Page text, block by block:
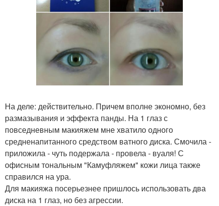
На деле: действительно. Причем вполне экономно, без
размазывания и эффекта панды. На 1 глаз с
повседневным макияжем мне хватило одного
средненапитанного средством ватного диска. Смочила -
приложила - чуть подержала - провела - вуаля! С
офисным тональным "Камуфляжем" кожи лица также
справился на ура.
Для макияжа посерьезнее пришлось использовать два
диска на 1 глаз, но без агрессии.